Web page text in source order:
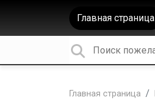
Главная страница
Главная страница